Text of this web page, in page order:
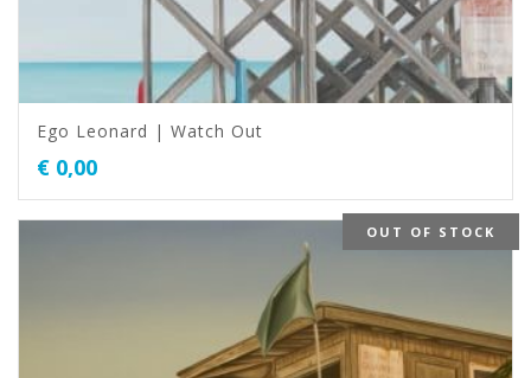
Ego Leonard | Watch Out
€ 0,00
OUT OF STOCK